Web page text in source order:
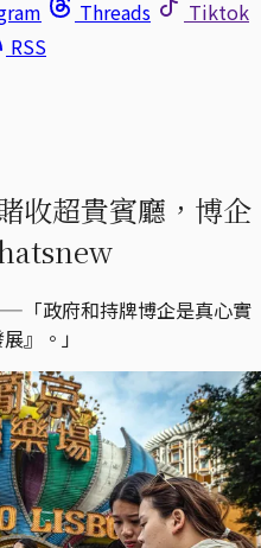
Threads
Tiktok
RSS
收超貴賓廳，博企
「政府和持牌博企是真心實
』。」